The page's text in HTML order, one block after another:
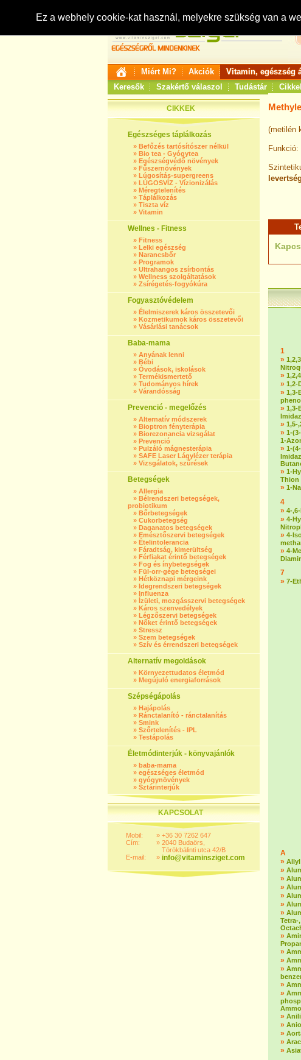
Ez a webhely cookie-kat használ, melyekre szükség van a
Miért Mi? Akciók Vitamin, egészség
Keresők
Szakértő válaszol Tudástár
CIKKEK
Egészséges táplálkozás
» Befőzés tartósítószer nélkül
» Bio tea - Gyógytea
» Egészségvédő növények
» Fűszernövények
» Lúgosítás-supergreens
» LÚGOSVÍZ - Vízionizálás
» Méregtelenítés
» Táplálkozás
» Tiszta víz
» Vitamin
Wellnes - Fitness
» Fitness
» Lelki egészség
» Narancsbőr
» Programok
» Ultrahangos zsírbontás
» Wellness szolgáltatások
» Zsírégetés-fogyókúra
Fogyasztóvédelem
» Élelmiszerek káros összetevői
» Kozmetikumok káros összetevői
» Vásárlási tanácsok
Baba-mama
» Anyának lenni
» Bébi
» Óvodások, iskolások
» Termékismertető
» Tudományos hírek
» Várandósság
Prevenció - megelőzés
» Alternatív módszerek
» Bioptron fényterápia
» Biorezonancia vizsgálat
» Prevenció
» Pulzáló mágnesterápia
» SAFE Laser Lágylézer terápia
» Vizsgálatok, szűrések
Betegségek
» Allergia
» Bélrendszeri betegségek,
probiotikum
» Bőrbetegségek
» Cukorbetegség
» Daganatos betegségek
» Emésztőszervi betegségek
» Ételintolerancia
» Fáradtság, kimerültség
» Férfiakat érintő betegségek
» Fog és ínybetegségek
» Fül-orr-gége betegségei
» Hétköznapi mérgeink
» Idegrendszeri betegségek
» Influenza
» Ízületi, mozgásszervi betegségek
» Káros szenvedélyek
» Légzőszervi betegségek
» Nőket érintő betegségek
» Stressz
» Szem betegségek
» Szív és érrendszeri betegségek
Alternatív megoldások
» Környezettudatos életmód
» Megújuló energiaforrások
Szépségápolás
» Hajápolás
» Ránctalanító - ránctalanítás
» Smink
» Szőrtelenítés - IPL
» Testápolás
Életmódinterjúk - könyvajánlók
» baba-mama
» egészséges életmód
» gyógynövények
» Sztárinterjúk
KAPCSOLAT
Mobil:
Cím:
E-mail:
»
»
»
+36 30 7262 647
2040 Budaörs,
Törökbálinti utca 42/B
info@vitaminsziget.com
(metilén
1
»
»
» 1,2-
» 1,3-
» 1,3-
» 1,5-
» 1-
1-
» 1-
» 1-
Thion
» 1-
4
» 4-
» 4-
» 4-
» 4-
7
» 7-
A
» Allyl
»
»
»
»
»
»
Tetra-
»
»
»
»
»
»
»
»
»
»
»